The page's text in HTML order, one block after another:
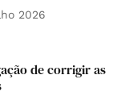
2026
de corrigir as